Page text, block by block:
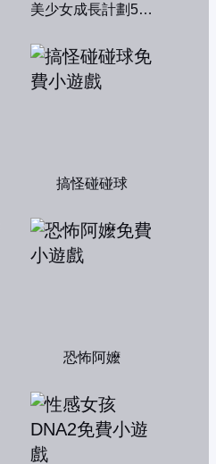
美少女成長計劃5.2中文版
搞怪碰碰球
恐怖阿嬤